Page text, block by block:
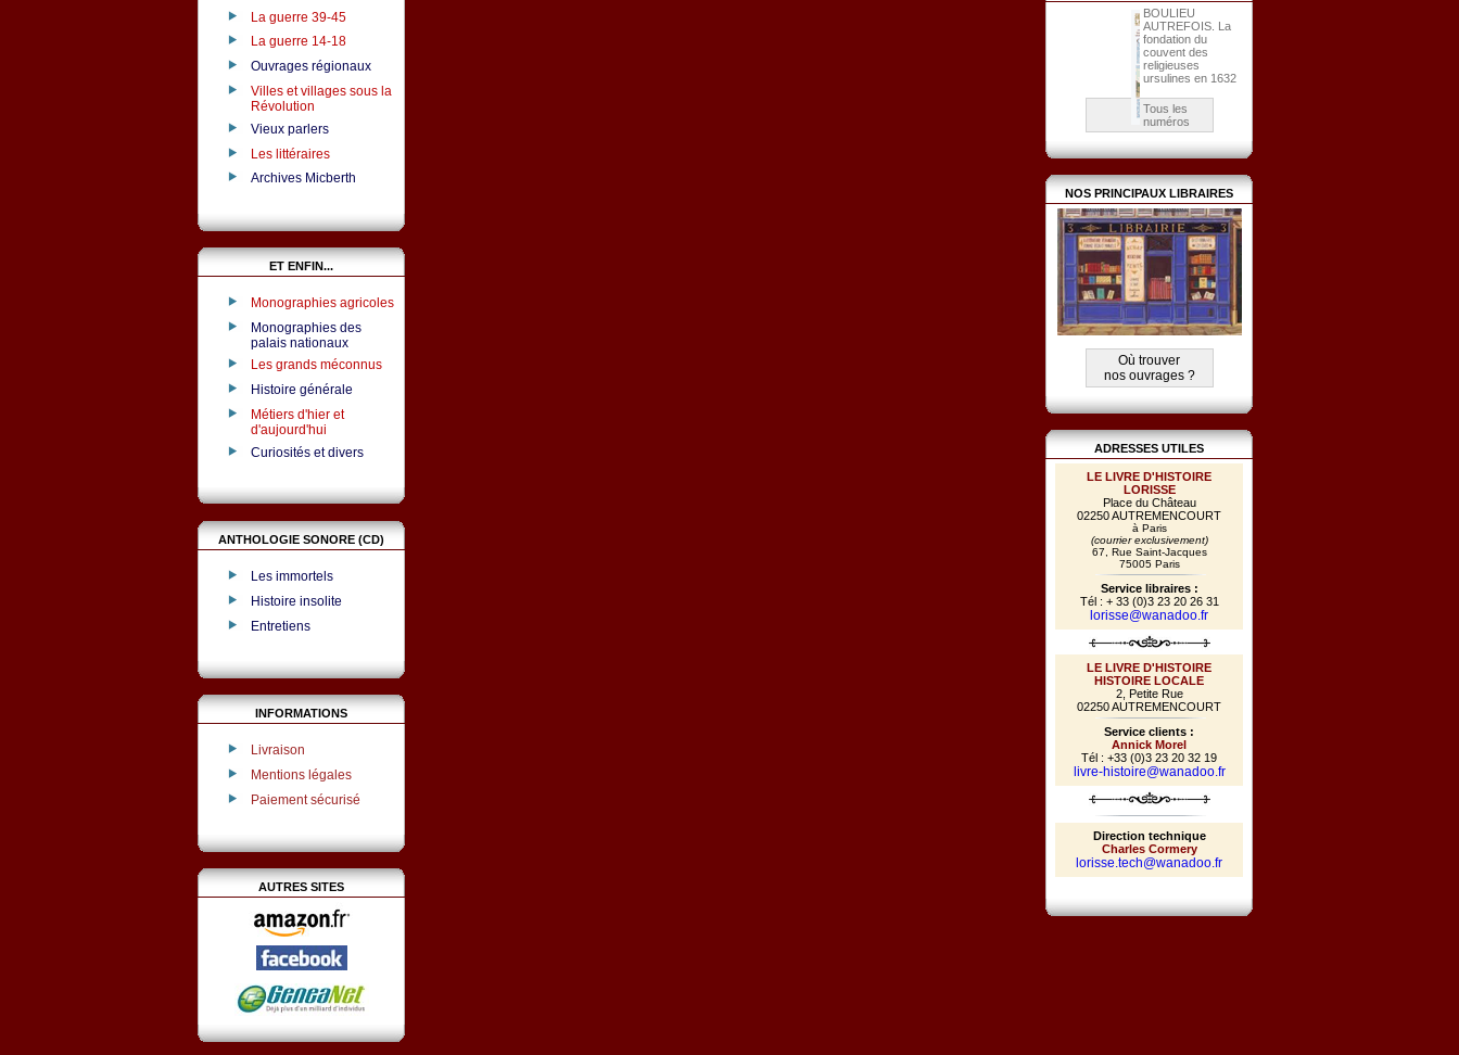
La guerre 39-45
La guerre 14-18
Ouvrages régionaux
Villes et villages sous la
Révolution
Vieux parlers
Les littéraires
Archives Micberth
ET ENFIN...
Monographies agricoles
Monographies des
palais nationaux
Les grands méconnus
Histoire générale
Métiers d'hier et
d'aujourd'hui
Curiosités et divers
ANTHOLOGIE SONORE (CD)
Les immortels
Histoire insolite
Entretiens
INFORMATIONS
Livraison
Mentions légales
Paiement sécurisé
AUTRES SITES
BOULIEU
AUTREFOIS. La
fondation du
couvent des
religieuses
ursulines en 1632
Tous les
numéros
NOS PRINCIPAUX LIBRAIRES
Où trouver
nos ouvrages ?
ADRESSES UTILES
LE LIVRE D'HISTOIRE
LORISSE
Place du Château
02250 AUTREMENCOURT
à Paris
(courrier exclusivement)
67, Rue Saint-Jacques
75005 Paris
Service libraires :
Tél : + 33 (0)3 23 20 26 31
lorisse@wanadoo.fr
LE LIVRE D'HISTOIRE
HISTOIRE LOCALE
2, Petite Rue
02250 AUTREMENCOURT
Service clients :
Annick Morel
Tél : +33 (0)3 23 20 32 19
livre-histoire@wanadoo.fr
Direction technique
Charles Cormery
lorisse.tech@wanadoo.fr